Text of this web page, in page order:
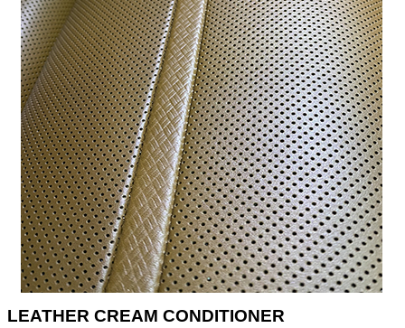
LEATHER CREAM CONDITIONER